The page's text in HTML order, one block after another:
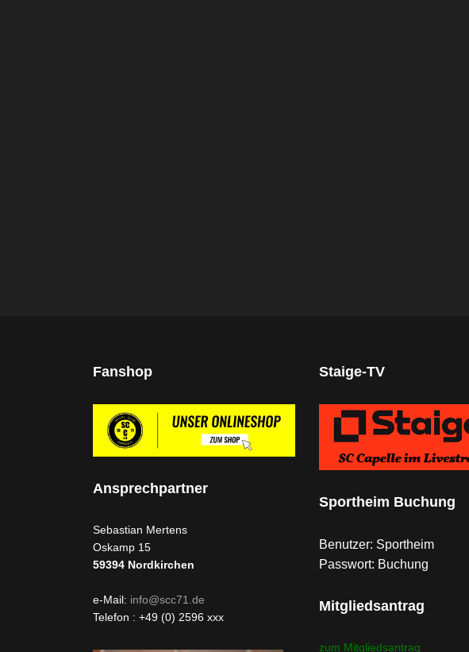
Fanshop
Ansprechpartner
Sebastian Mertens
Oskamp 15
59394 Nordkirchen
e-Mail: info@scc71.de
Telefon : +49 (0) 2596 xxx
Staige-TV
Sportheim Buchung
Benutzer: Sportheim
Passwort: Buchung
Mitgliedsantrag
zum Mitgliedsantrag